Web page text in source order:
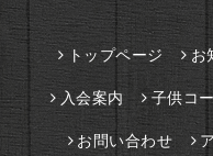
トップページ お
入会案内 子供コ
お問い合わせ